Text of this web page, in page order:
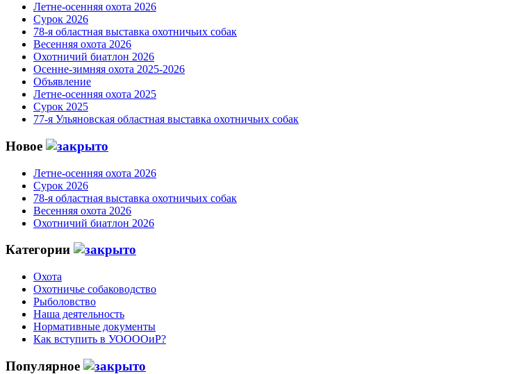
Летне-осенняя охота 2026
Сурок 2026
78-я областная выставка охотничьих собак
Весенняя охота 2026
Охотничий биатлон 2026
Осенне-зимняя охота 2025-2026
Объявление
Летне-осенняя охота 2025
Сурок 2025
77-я Ульяновская областная выставка охотничьих собак
Новое
Летне-осенняя охота 2026
Сурок 2026
78-я областная выставка охотничьих собак
Весенняя охота 2026
Охотничий биатлон 2026
Категории
Охота
Охотничье собаководство
Рыболовство
Наша деятельность
Нормативные документы
Как вступить в УООООиР?
Популярное